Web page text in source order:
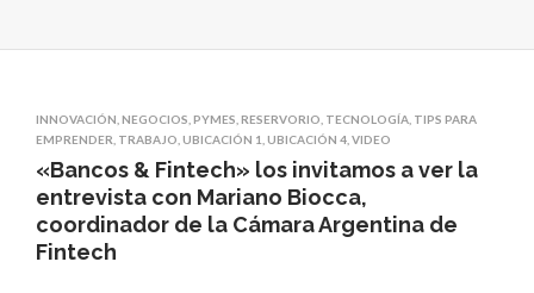
INNOVACIÓN NEGOCIOS PYMES RESERVORIO TECNOLOGÍA TIPS PARA
EMPRENDER TRABAJO UBICACIÓN 1 UBICACIÓN 4 VIDEO
«Bancos & Fintech» los invitamos a ver la
entrevista con Mariano Biocca,
coordinador de la Cámara Argentina de
Fintech